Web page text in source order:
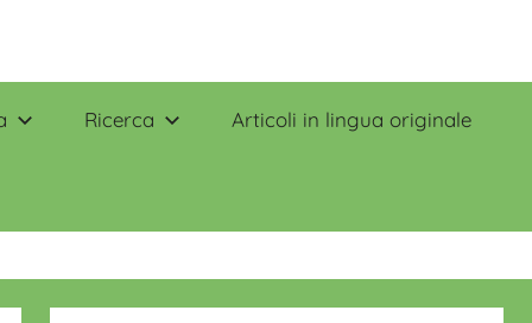
Ricerca Articoli in lingua originale